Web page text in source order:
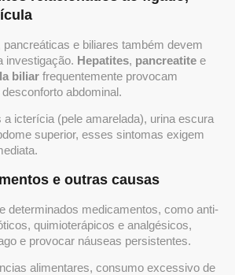
e biliares também devem
investigação. Hepatites, pancreatite e
biliar frequentemente provocam
abdominal.
icterícia (pele amarelada), urina escura
superior, esses sintomas exigem
e outras causas
determinados medicamentos, como anti-
quimioterápicos e analgésicos,
e provocar náuseas persistentes.
alimentares, consumo excessivo de